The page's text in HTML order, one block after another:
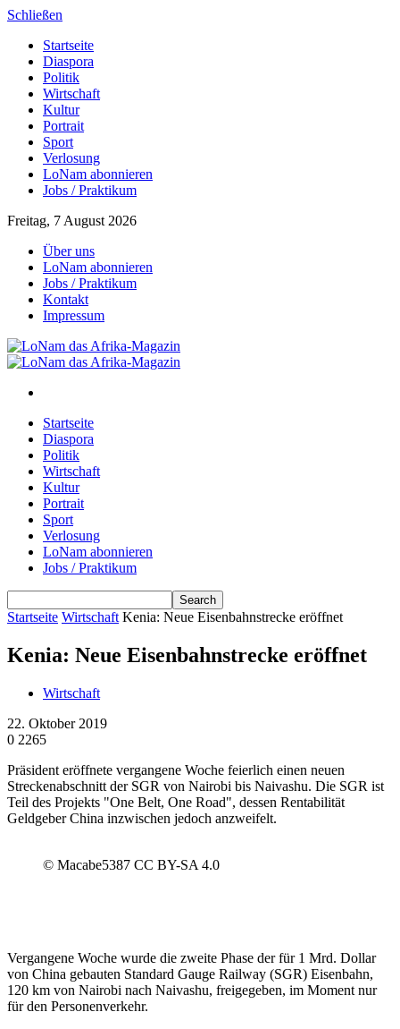
Schließen
Startseite
Diaspora
Politik
Wirtschaft
Kultur
Portrait
Sport
Verlosung
LoNam abonnieren
Jobs / Praktikum
Freitag, 7 August 2026
Über uns
LoNam abonnieren
Jobs / Praktikum
Kontakt
Impressum
Startseite
Diaspora
Politik
Wirtschaft
Kultur
Portrait
Sport
Verlosung
LoNam abonnieren
Jobs / Praktikum
Startseite Wirtschaft Kenia: Neue Eisenbahnstrecke eröffnet
Kenia: Neue Eisenbahnstrecke eröffnet
Wirtschaft
22. Oktober 2019
0 2265
Präsident eröffnete vergangene Woche feierlich einen neuen
Streckenabschnitt der SGR von Nairobi bis Naivashu. Die SGR ist
Teil des Projekts "One Belt, One Road", dessen Rentabilität
Geldgeber China inzwischen jedoch anzweifelt.
© Macabe5387 CC BY-SA 4.0
Vergangene Woche wurde die zweite Phase der für 1 Mrd. Dollar
von China gebauten Standard Gauge Railway (SGR) Eisenbahn,
120 km von Nairobi nach Naivashu, freigegeben, im Moment nur
für den Personenverkehr.